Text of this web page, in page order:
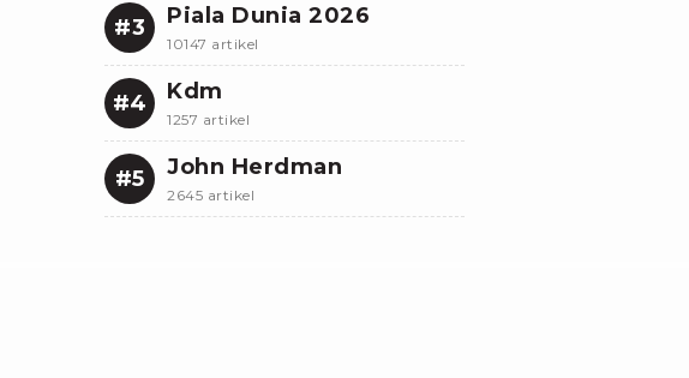
#3 Piala Dunia 2026
10147 artikel
#4 Kdm
1257 artikel
#5 John Herdman
2645 artikel